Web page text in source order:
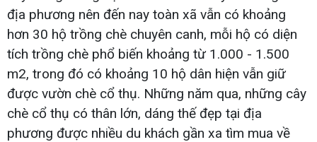
địa phương nên đến nay toàn xã vẫn có khoảng
hơn 30 hộ trồng chè chuyên canh, mỗi hộ có diện
tích trồng chè phổ biến khoảng từ 1.000 - 1.500
m2, trong đó có khoảng 10 hộ dân hiện vẫn giữ
được vườn chè cổ thụ. Những năm qua, những cây
chè cổ thụ có thân lớn, dáng thế đẹp tại địa
phương được nhiều du khách gần xa tìm mua về